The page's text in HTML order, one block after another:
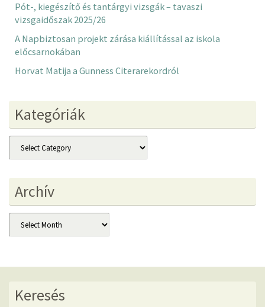
Pót-, kiegészítő és tantárgyi vizsgák – tavaszi
vizsgaidőszak 2025/26
A Napbiztosan projekt zárása kiállítással az iskola
előcsarnokában
Horvat Matija a Gunness Citerarekordról
Kategóriák
Kategóriák
Archív
Archív
Keresés